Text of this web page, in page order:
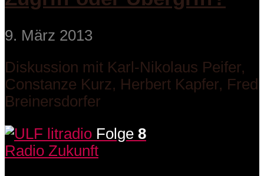
9. März 2013
Diskussion mit Karl-Nikolaus Peifer,
Constanze Kurz, Herbert Kapfer, Fred
Breinersdorfer
Folge 8
Radio Zukunft